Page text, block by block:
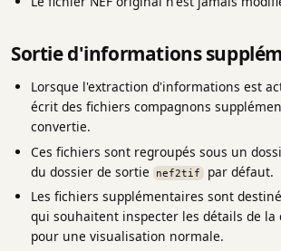
Sortie d'informations
Lorsque l'extraction d'informations est
écrit des fichiers compagnons
convertie.
Ces fichiers sont regroupés sous un
du dossier de sortie
nef2tif
par défaut.
Les fichiers supplémentaires sont
qui souhaitent inspecter les détails de la
pour une visualisation normale.